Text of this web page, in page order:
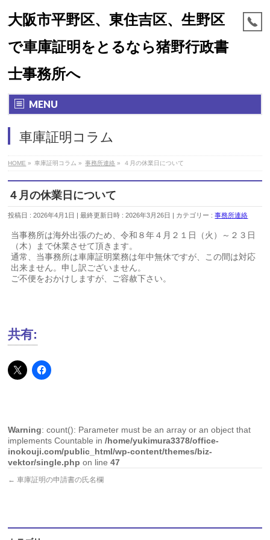
大阪市平野区、東住吉区、生野区
で車庫証明をとるなら猪野行政書
士事務所へ
MENU
車庫証明コラム
HOME » 車庫証明コラム » 事務所連絡 » ４月の休業日について
４月の休業日について
投稿日 : 2026年4月1日 最終更新日時 : 2026年3月26日 カテゴリー :事務所連絡
当事務所は海外出張のため、令和８年４月２１日（火）～２３日
（木）まで休業させて頂きます。
通常、当事務所は車庫証明業務は年中無休ですが、この間は対応
出来ません。申し訳ございません。
ご不便をおかけしますが、ご容赦下さい。
共有:
Warning: count(): Parameter must be an array or an object that
implements Countable in/home/yukimura3378/office-
inokouji.com/public_html/wp-content/themes/biz-
vektor/single.php on line47
← 車庫証明の申請書の氏名欄